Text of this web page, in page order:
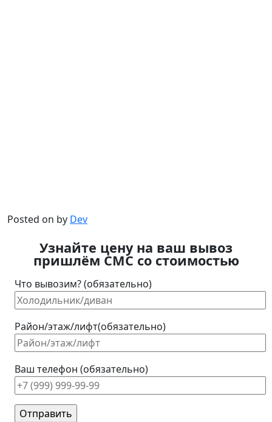
Posted on by Dev
Узнайте цену на ваш вывоз
пришлём СМС со стоимостью
Что вывозим? (обязательно)
Район/этаж/лифт(обязательно)
Ваш телефон (обязательно)